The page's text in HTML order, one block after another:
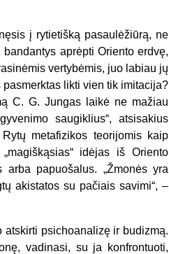
į rytietišką pasaulėžiūrą, ne
aprėpti Oriento erdvę,
vertybėmis, juo labiau jų
likti vien tik imitacija?
C. G. Jungas laikė ne mažiau
saugiklius“, atsisakius
metafizikos teorijomis kaip
idėjas iš Oriento
papuošalus. „Žmonės yra
akistatos su pačiais savimi“, –
psichoanalizę ir budizmą.
vadinasi, su ja konfrontuoti,